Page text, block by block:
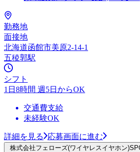
勤務地
面接地
北海道函館市美原2-14-1
五稜郭駅
シフト
1日8時間 週5日からOK
交通費支給
未経験OK
詳細を見る 応募画面に進む
株式会社フェローズ(ワイヤレスイヤホン